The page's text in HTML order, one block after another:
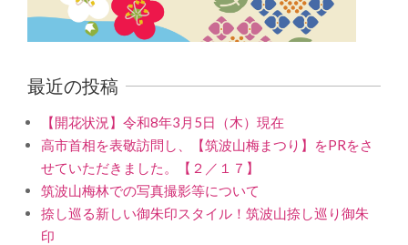
最近の投稿
【開花状況】令和8年3月5日（木）現在
高市首相を表敬訪問し、【筑波山梅まつり】をPRをさ
せていただきました。【２／１７】
筑波山梅林での写真撮影等について
捺し巡る新しい御朱印スタイル！筑波山捺し巡り御朱
印